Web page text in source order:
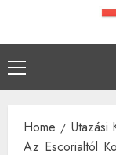
Primary
Menu
Home
Utazási
Az Escorialtól